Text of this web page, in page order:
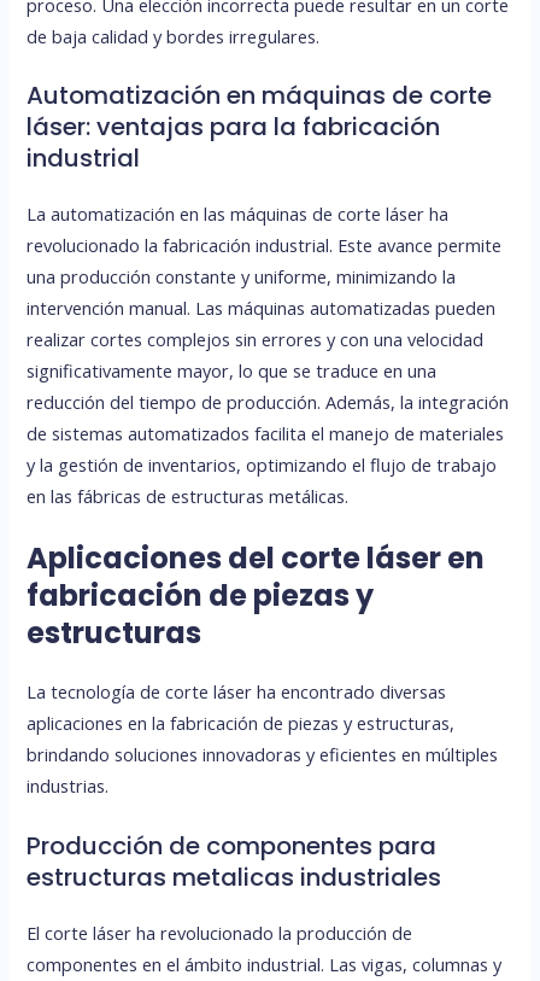
de baja calidad y bordes irregulares.
Automatización en máquinas de corte
láser: ventajas para la fabricación
industrial
La automatización en las máquinas de corte láser ha
revolucionado la fabricación industrial. Este avance permite
una producción constante y uniforme, minimizando la
intervención manual. Las máquinas automatizadas pueden
realizar cortes complejos sin errores y con una velocidad
significativamente mayor, lo que se traduce en una
reducción del tiempo de producción. Además, la integración
de sistemas automatizados facilita el manejo de materiales
y la gestión de inventarios, optimizando el flujo de trabajo
en las fábricas de estructuras metálicas.
Aplicaciones del corte láser en
fabricación de piezas y
estructuras
La tecnología de corte láser ha encontrado diversas
aplicaciones en la fabricación de piezas y estructuras,
brindando soluciones innovadoras y eficientes en múltiples
industrias.
Producción de componentes para
estructuras metalicas industriales
El corte láser ha revolucionado la producción de
componentes en el ámbito industrial. Las vigas, columnas y